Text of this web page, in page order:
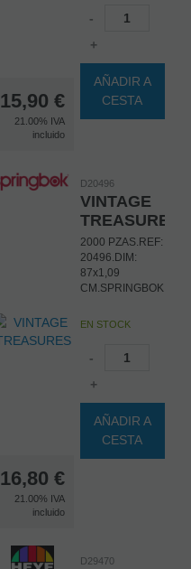
15,90 €
21.00% IVA
incluido
-
+
AÑADIR A
CESTA
16,80 €
21.00% IVA
incluido
D20496
VINTAGE
TREASURES
2000 PZAS.REF:
20496.DIM:
87x1,09
CM.SPRINGBOK
EN STOCK
-
+
AÑADIR A
CESTA
D29470